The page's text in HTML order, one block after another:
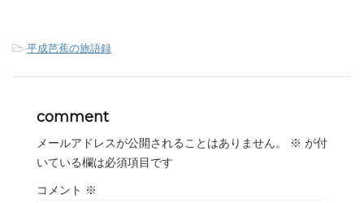
-平成芭蕉の旅語録
comment
メールアドレスが公開されることはありません。 ※ が付
いている欄は必須項目です
コメント ※